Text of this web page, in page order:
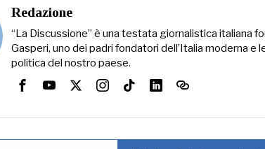
Redazione
“La Discussione” è una testata giornalistica italiana
Gasperi, uno dei padri fondatori dell’Italia moderna e
politica del nostro paese.